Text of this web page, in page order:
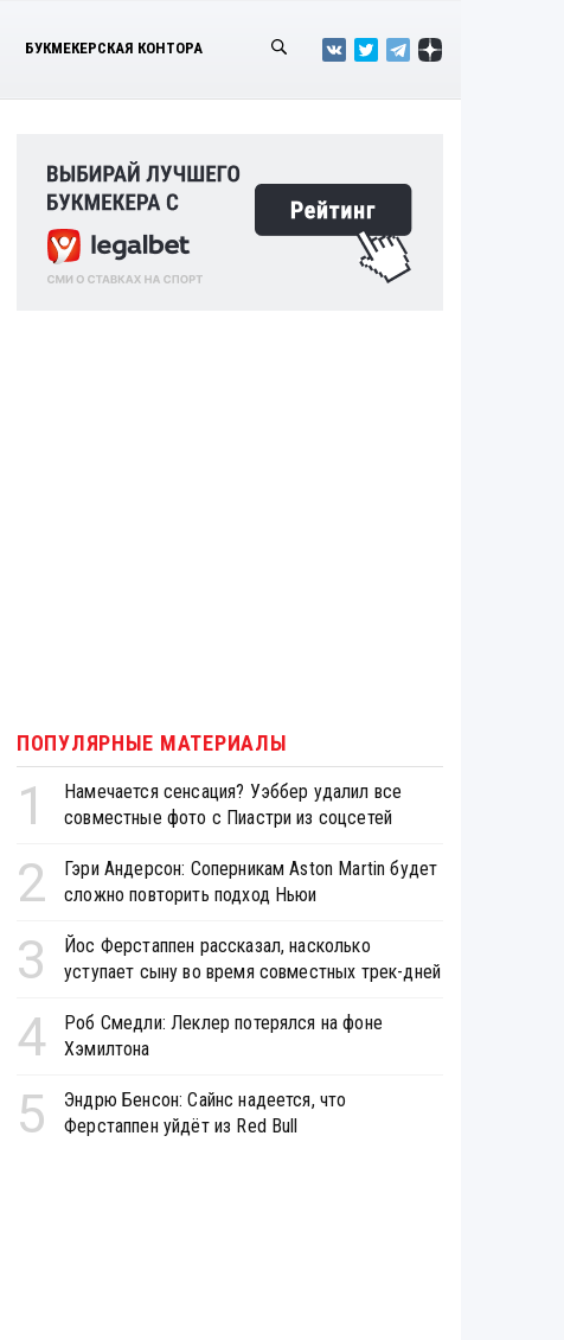
БУКМЕКЕРСКАЯ КОНТОРА
ПОПУЛЯРНЫЕ МАТЕРИАЛЫ
1
Намечается сенсация? Уэббер удалил все
совместные фото с Пиастри из соцсетей
2
Гэри Андерсон: Соперникам Aston Martin будет
сложно повторить подход Ньюи
3
Йос Ферстаппен рассказал, насколько
уступает сыну во время совместных трек-дней
4
Роб Смедли: Леклер потерялся на фоне
Хэмилтона
5
Эндрю Бенсон: Сайнс надеется, что
Ферстаппен уйдёт из Red Bull